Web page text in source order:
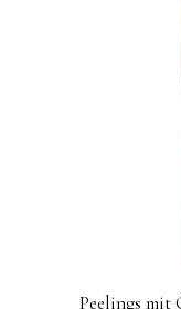
Peelings mit